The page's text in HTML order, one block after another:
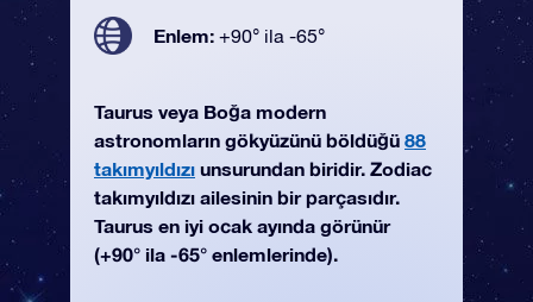
Enlem: +90° ila -65°
Taurus veya Boğa modern
astronomların gökyüzünü böldüğü 88
takımyıldızı unsurundan biridir. Zodiac
takımyıldızı ailesinin bir parçasıdır.
Taurus en iyi ocak ayında görünür
(+90° ila -65° enlemlerinde).